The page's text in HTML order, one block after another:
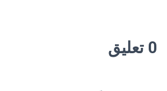
0 تعليق